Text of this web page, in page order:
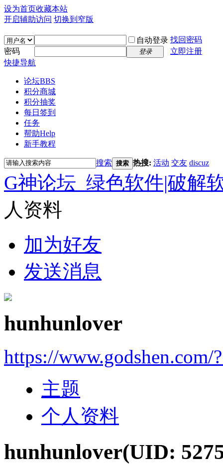
设为首页收藏本站
开启辅助访问 切换到窄版
自动登录 找回密码
密码
登录
立即注册
快捷导航
论坛BBS
积分商城
积分抽奖
每日签到
任务
帮助Help
新手教程
搜索 搜索 热搜: 活动 交友 discuz
G神论坛_绿色软件|破解
人资料
加为好友
发送消息
hunhunlover
https://www.godshen.com/
主题
个人资料
hunhunlover(UID: